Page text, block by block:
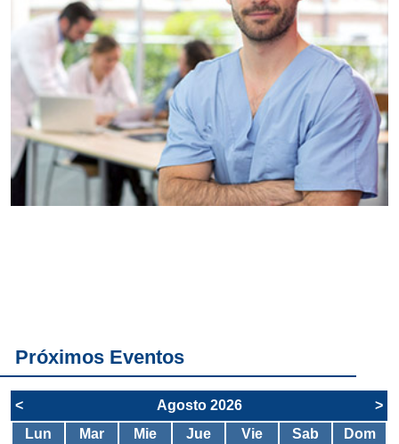
Próximos Eventos
< Agosto 2026
>
Lun
Mar Mie Jue Vie Sab Dom